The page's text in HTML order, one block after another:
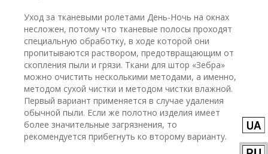
Уход за тканевыми ролетами День-Ночь на окнах
несложен, потому что тканевые полосы проходят
специальную обработку, в ходе которой они
пропитываются раствором, предотвращающим от
скопления пыли и грязи. Ткани для штор «Зебра»
можно очистить несколькими методами, а именно,
методом сухой чистки и методом чистки влажной.
Первый вариант применяется в случае удаления
обычной пыли. Если же полотно изделия имеет
более значительные загрязнения, то
рекомендуется прибегнуть ко второму варианту.